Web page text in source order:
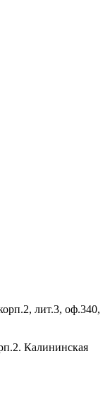
лит.3, оф.340,
Калининская